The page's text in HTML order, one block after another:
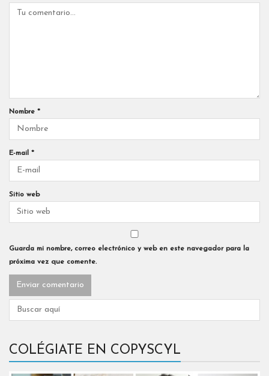
Nombre *
E-mail *
Sitio web
Guarda mi nombre, correo electrónico y web en este navegador para la
próxima vez que comente.
COLÉGIATE EN COPYSCYL